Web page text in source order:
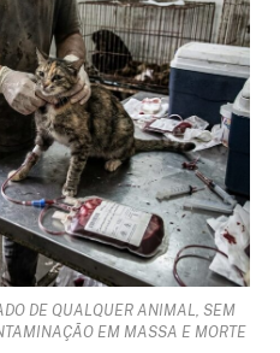
DE QUALQUER ANIMAL, SEM
EM MASSA E MORTE